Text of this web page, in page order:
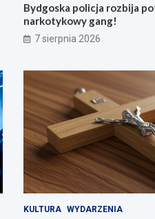
Bydgoska policja rozbija
narkotykowy gang!
7 sierpnia 2026
KULTURA WYDARZENIA